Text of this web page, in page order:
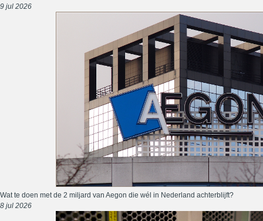
9 jul 2026
Wat te doen met de 2 miljard van Aegon die wél in Nederland achterblijft?
8 jul 2026